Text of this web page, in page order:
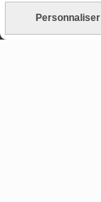
Personnaliser